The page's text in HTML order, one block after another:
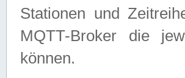
Stationen und
MQTT-Broker die
können.